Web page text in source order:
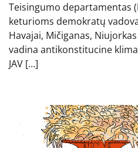
Teisingumo departamentas
keturioms demokratų
Havajai, Mičiganas,
vadina antikonstitucine
JAV […]